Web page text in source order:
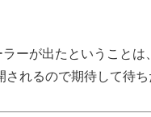
ーが出たということ
れるので期待して待ち